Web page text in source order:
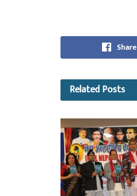
Share
RelatedPosts